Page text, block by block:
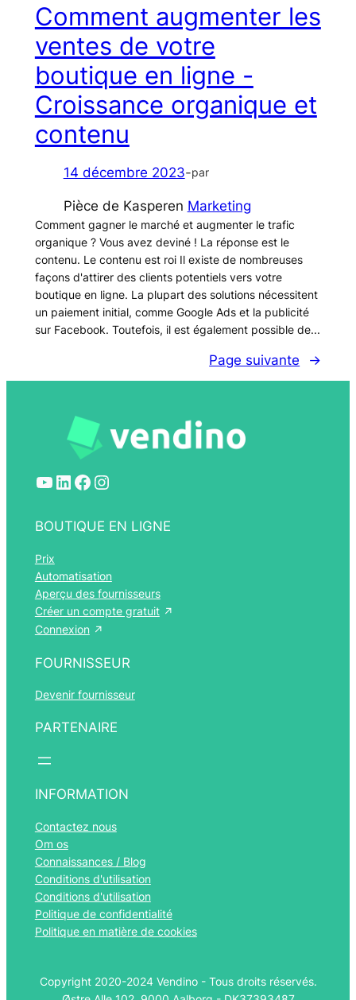
Comment augmenter les
ventes de votre
boutique en ligne -
Croissance organique et
contenu
14 décembre 2023-par
Pièce de Kasperen Marketing
Comment gagner le marché et augmenter le trafic
organique ? Vous avez deviné ! La réponse est le
contenu. Le contenu est roi Il existe de nombreuses
façons d'attirer des clients potentiels vers votre
boutique en ligne. La plupart des solutions nécessitent
un paiement initial, comme Google Ads et la publicité
sur Facebook. Toutefois, il est également possible de...
Page suivante →
YouTube LinkedIn Facebook Instagram
BOUTIQUE EN LIGNE
Prix
Automatisation
Aperçu des fournisseurs
Créer un compte gratuit
Connexion
FOURNISSEUR
Devenir fournisseur
PARTENAIRE
INFORMATION
Contactez nous
Om os
Connaissances / Blog
Conditions d'utilisation
Conditions d'utilisation
Politique de confidentialité
Politique en matière de cookies
Copyright 2020-2024 Vendino - Tous droits réservés.